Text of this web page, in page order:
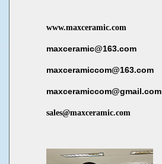
www.maxceramic.com
maxceramic@163.com
maxceramiccom@163.com
maxceramiccom@gmail.com
sales@maxceramic.com